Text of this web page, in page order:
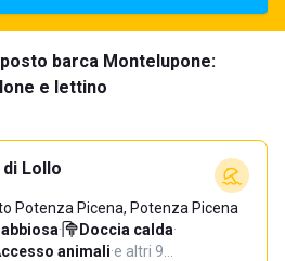
barca Montelupone:
e lettino
di Lollo
Potenza Picena, Potenza Picena
· Doccia calda·
animali·e altri 9…